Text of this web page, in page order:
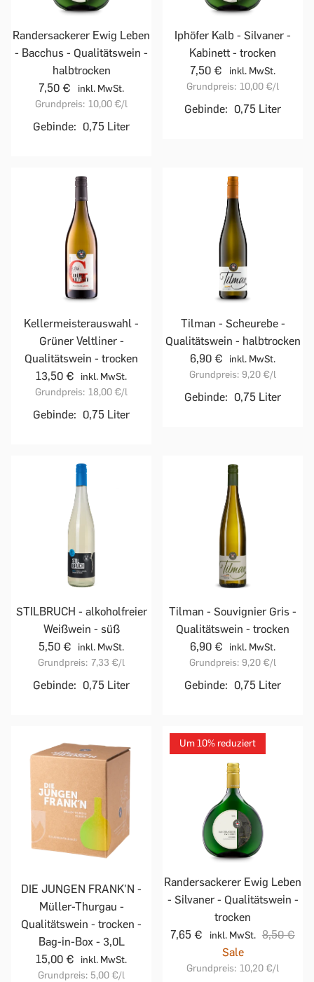
Randersackerer Ewig Leben
- Bacchus - Qualitätswein -
halbtrocken
7,50 €
inkl. MwSt.
Grundpreis: 10,00 €/l
Gebinde: 0,75 Liter
Iphöfer Kalb - Silvaner -
Kabinett - trocken
7,50 €
inkl. MwSt.
Grundpreis: 10,00 €/l
Gebinde: 0,75 Liter
Kellermeisterauswahl -
Grüner Veltliner -
Qualitätswein - trocken
13,50 €
inkl. MwSt.
Grundpreis: 18,00 €/l
Gebinde: 0,75 Liter
Tilman - Scheurebe -
Qualitätswein - halbtrocken
6,90 €
inkl. MwSt.
Grundpreis: 9,20 €/l
Gebinde: 0,75 Liter
STILBRUCH - alkoholfreier
Weißwein - süß
5,50 €
inkl. MwSt.
Grundpreis: 7,33 €/l
Gebinde: 0,75 Liter
Tilman - Souvignier Gris -
Qualitätswein - trocken
6,90 €
inkl. MwSt.
Grundpreis: 9,20 €/l
Gebinde: 0,75 Liter
DIE JUNGEN FRANK'N -
Müller-Thurgau -
Qualitätswein - trocken -
Bag-in-Box - 3,0L
15,00 €
inkl. MwSt.
Grundpreis: 5,00 €/l
Um 10% reduziert
Randersackerer Ewig Leben
- Silvaner - Qualitätswein -
trocken
7,65 €
inkl. MwSt. 8,50 €
Sale
Grundpreis: 10,20 €/l